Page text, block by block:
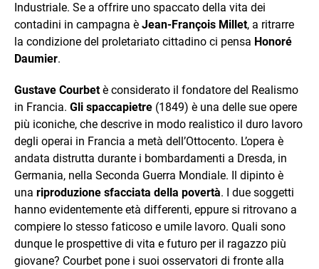
Industriale. Se a offrire uno spaccato della vita dei
contadini in campagna è Jean-François Millet, a ritrarre
la condizione del proletariato cittadino ci pensa Honoré
Daumier.
Gustave Courbetè considerato il fondatore del Realismo
in Francia. Gli spaccapietre (1849) è una delle sue opere
più iconiche, che descrive in modo realistico il duro lavoro
degli operai in Francia a metà dell’Ottocento. L’opera è
andata distrutta durante i bombardamenti a Dresda, in
Germania, nella Seconda Guerra Mondiale. Il dipinto è
una riproduzione sfacciata della povertà. I due soggetti
hanno evidentemente età differenti, eppure si ritrovano a
compiere lo stesso faticoso e umile lavoro. Quali sono
dunque le prospettive di vita e futuro per il ragazzo più
giovane? Courbet pone i suoi osservatori di fronte alla